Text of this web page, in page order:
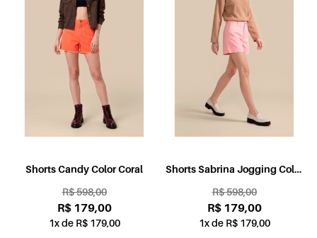
Shorts Candy Color Coral
R$ 598,00
R$ 179,00
1x de R$ 179,00
Shorts Sabrina Jogging Color
R$ 598,00
R$ 179,00
1x de R$ 179,00